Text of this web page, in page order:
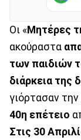
Οι «Μητέρες
ακούραστα
των παιδιών
διάρκεια της
γιόρτασαν
40η επέτειο
Στις 30